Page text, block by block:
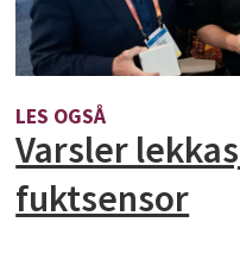
LES OGSÅ
Varsler
fuktsensor